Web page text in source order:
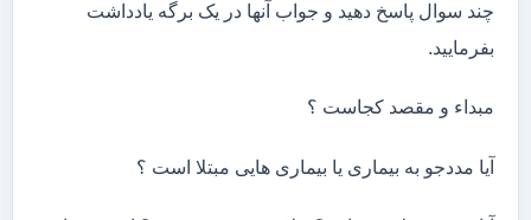
چند سوال پاسخ دهید و جواب آنها در یک برگه یادداشت
بفرمایید.
مبداء و مقصد کجاست ؟
آیا مددجو به بیماری یا بیماری هایی مبتلا است ؟